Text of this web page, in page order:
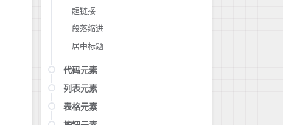
超链接
段落缩进
居中标题
代码元素
行内代码
代码块
列表元素
有序列表
表格元素